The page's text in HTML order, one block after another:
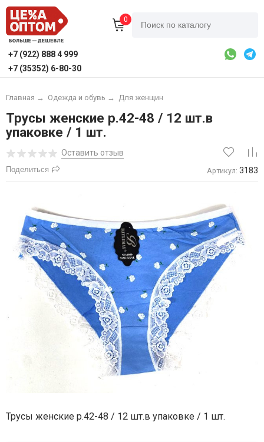
0
+7 (922) 888 4 999
+7 (35352) 6-80-30
Главная → Одежда и обувь → Для женщин
Трусы женские р.42-48 / 12 шт.в
упаковке / 1 шт.
Оставить отзыв
Поделиться Артикул: 3183
Трусы женские р.42-48 / 12 шт.в упаковке / 1 шт.